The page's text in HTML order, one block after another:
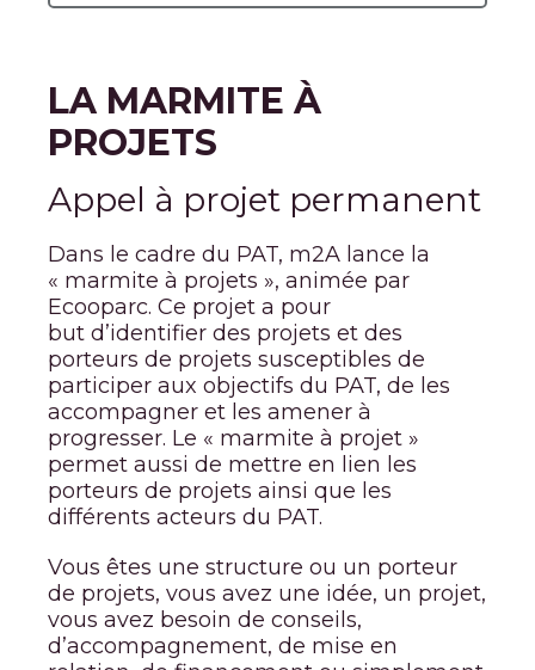
LA MARMITE À
PROJETS
Appel à projet permanent
Dans le cadre du PAT, m2A lance la
« marmite à projets », animée par
Ecooparc. Ce projet a pour
but d’identifier des projets et des
porteurs de projets susceptibles de
participer aux objectifs du PAT, de les
accompagner et les amener à
progresser. Le « marmite à projet »
permet aussi de mettre en lien les
porteurs de projets ainsi que les
différents acteurs du PAT.
Vous êtes une structure ou un porteur
de projets, vous avez une idée, un projet,
vous avez besoin de conseils,
d’accompagnement, de mise en